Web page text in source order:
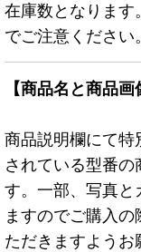
在庫数となります
でご注意ください。
【商品名と商品画
商品説明欄にて特
されている型番の
す。一部、写真と
ますのでご購入
ただきますようお